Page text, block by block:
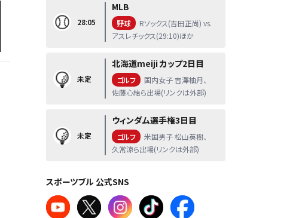
28:05
MLB
野球
Rソックス(吉田正尚) vs.
アスレチックス(29:10)ほか
未定
北海道meiji カップ2日目
ゴルフ
国内女子 吉澤柚月、
佐藤心結ら出場(リンクは外部)
未定
ウィンダム選手権3日目
ゴルフ
米国男子 松山英樹、
久常涼ら出場(リンクは外部)
スポーツブル 公式SNS